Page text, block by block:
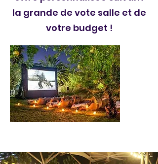
la grande de vote salle et de
votre budget !